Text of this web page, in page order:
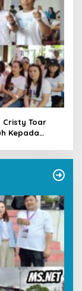
Cristy Toar
Kepada